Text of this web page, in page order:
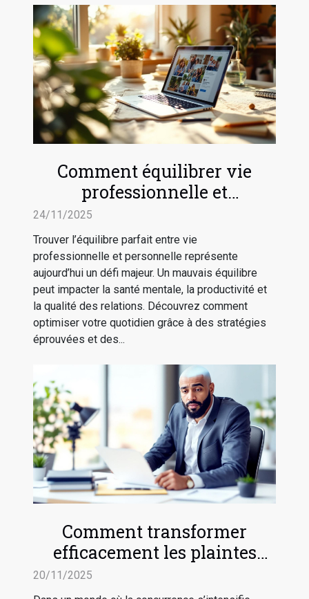
Comment équilibrer vie
professionnelle et
personnelle efficacement ?
24/11/2025
Trouver l’équilibre parfait entre vie
professionnelle et personnelle représente
aujourd’hui un défi majeur. Un mauvais équilibre
peut impacter la santé mentale, la productivité et
la qualité des relations. Découvrez comment
optimiser votre quotidien grâce à des stratégies
éprouvées et des...
Comment transformer
efficacement les plaintes
clients en avancées
stratégiques ?
20/11/2025